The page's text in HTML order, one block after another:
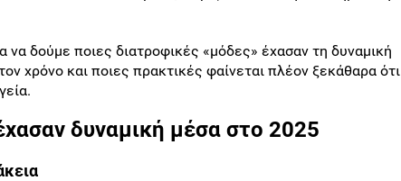
να δούμε ποιες διατροφικές «μόδες» έχασαν τη δυναμική
χρόνο και ποιες πρακτικές φαίνεται πλέον ξεκάθαρα ότι
δυναμική μέσα στο 2025